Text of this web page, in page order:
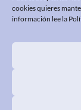
cookies quieres
información lee la